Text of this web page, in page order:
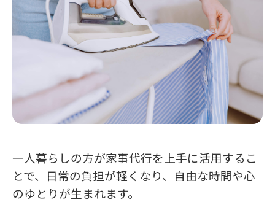
一人暮らしの方が家事代行を上手に活用するこ
とで、日常の負担が軽くなり、自由な時間や心
のゆとりが生まれます。